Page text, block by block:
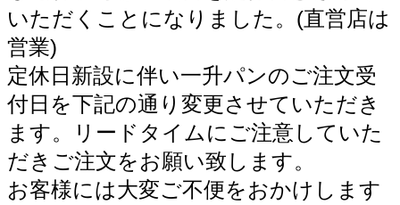
いただくことになりました。(直営店は
営業)
定休日新設に伴い一升パンのご注文受
付日を下記の通り変更させていただき
ます。リードタイムにご注意していた
だきご注文をお願い致します。
お客様には大変ご不便をおかけします